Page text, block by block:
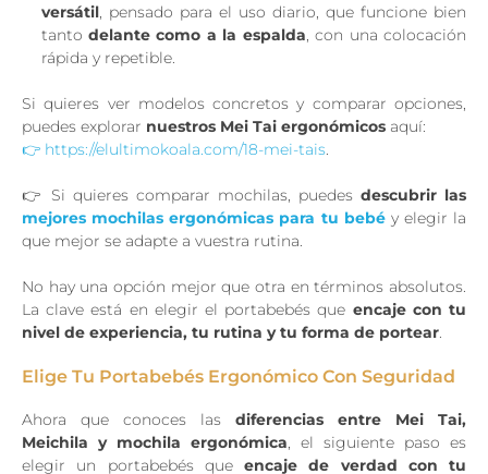
versátil, pensado para el uso diario, que funcione bien
tanto delante como a la espalda , con una colocación
rápida y repetible.
Si quieres ver modelos concretos y comparar opciones,
puedes explorar nuestros Mei Tai ergonómicos aquí:
👉 https://elultimokoala.com/18-mei-tais
👉 Si quieres comparar mochilas, puedes descubrir las
mejores mochilas ergonómicas para tu bebéy elegir la
que mejor se adapte a vuestra rutina.
No hay una opción mejor que otra en términos absolutos.
La clave está en elegir el portabebés que encaje con tu
nivel de experiencia, tu rutina y tu forma de portear
Elige Tu Portabebés Ergonómico Con Seguridad
Ahora que conoces las diferencias entre Mei Tai,
Meichila y mochila ergonómica , el siguiente paso es
elegir un portabebés que encaje de verdad con tu